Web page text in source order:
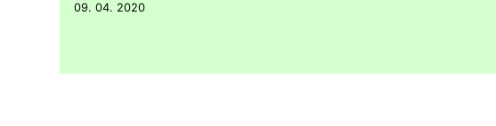
09. 04. 2020